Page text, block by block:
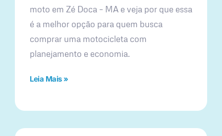
moto em Zé Doca – MA e veja por que essa
é a melhor opção para quem busca
comprar uma motocicleta com
planejamento e economia.
Leia Mais »